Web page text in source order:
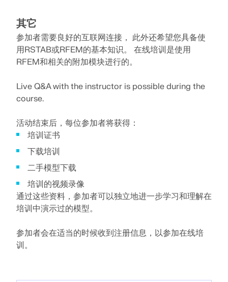
旧版产品
其它
参加者需要良好的互联网连接， 此外还希望您具备使
用RSTAB或RFEM的基本知识。 在线培训是使用
RFEM和相关的附加模块进行的。
Live Q&A with the instructor is possible during the
course.
活动结束后，每位参加者将获得：
培训证书
下载培训
二手模型下载
培训的视频录像
通过这些资料，参加者可以独立地进一步学习和理解在
培训中演示过的模型。
参加者会在适当的时候收到注册信息，以参加在线培
训。